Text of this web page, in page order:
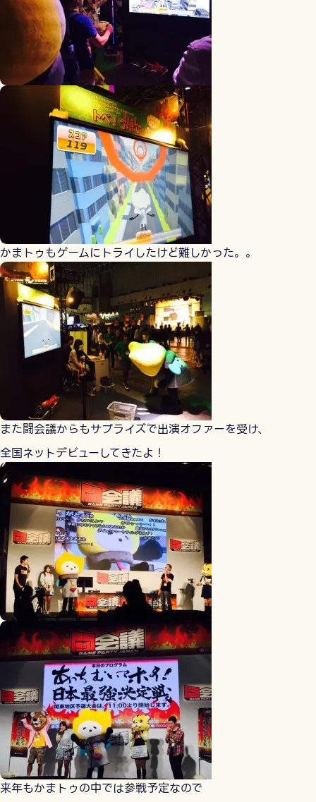
かまトゥもゲームにトライしたけど難しかった。。
また闘会議からもサプライズで出演オファーを受け、
全国ネットデビューしてきたよ！
来年もかまトゥの中では参戦予定なので